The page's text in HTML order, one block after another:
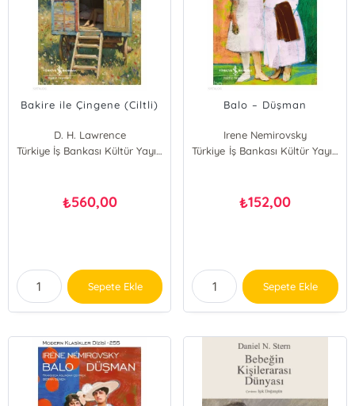
Bakire ile Çingene (Ciltli)
D. H. Lawrence
Türkiye İş Bankası Kültür Yayınları
₺560,00
Sepete Ekle
Balo – Düşman
Irene Nemirovsky
Türkiye İş Bankası Kültür Yayınları
₺152,00
Sepete Ekle